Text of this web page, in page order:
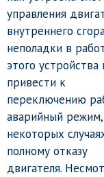
управления
внутреннего
неполадки в
этого устройства
привести к
переключению
аварийный режим,
некоторых
полному отказу
двигателя.